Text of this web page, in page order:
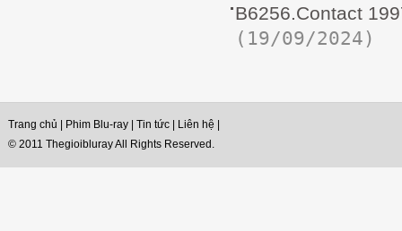
B6256.Contact
(19/09/2024)
Trang chủ | Phim Blu-ray | Tin tức | Liên hệ |
© 2011 Thegioibluray All Rights Reserved.